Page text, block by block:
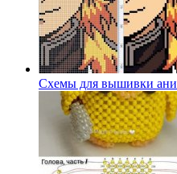
Схемы для вышивки